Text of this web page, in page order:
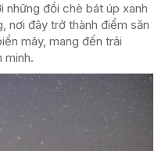
những đồi chè bát úp xanh
nơi đây trở thành điểm săn
mây, mang đến trải
minh.